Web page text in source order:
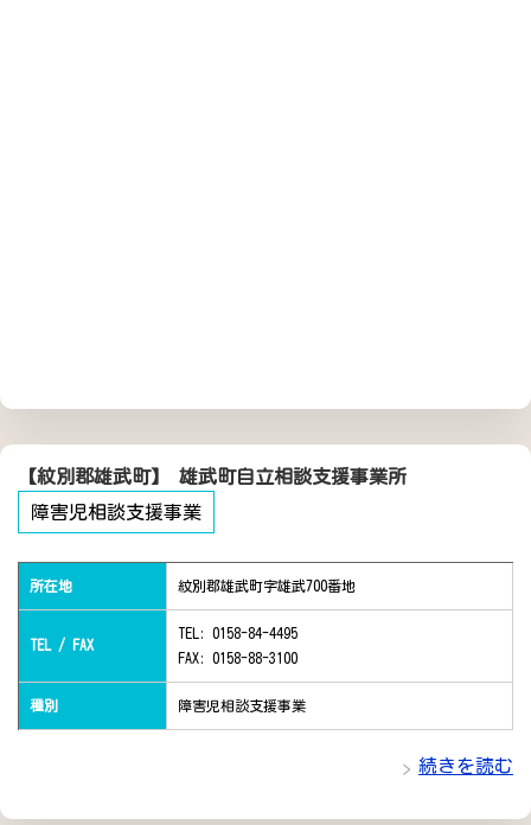
【紋別郡雄武町】 雄武町自立相談支援事業所
障害児相談支援事業
所在地 紋別郡雄武町字雄武700番地
TEL / FAX
TEL: 0158-84-4495
FAX: 0158-88-3100
種別 障害児相談支援事業
続きを読む